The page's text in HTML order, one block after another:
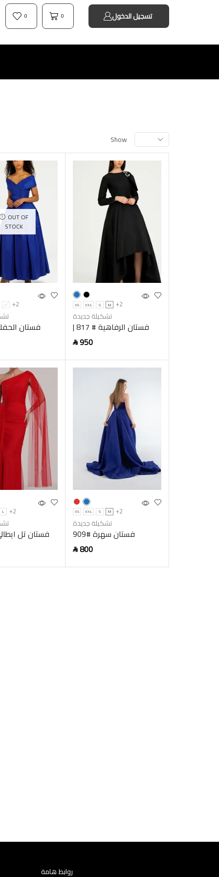
0 0 تسجيل الدخول
Show
OUT OF
STOCK
M +2 XS XXL S M +2
تشكيلة جديدة
فستان الرفاهية # 817 |
دارلانا
SAR950
Add to cart
L +2
فستان تل
XS XXL S M +2
تشكيلة جديدة
فستان سهرة #909
SAR800
Add to cart
روابط هامة